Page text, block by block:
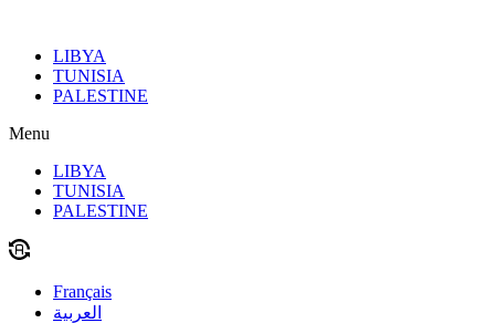
contenuLIBYA
TUNISIA
PALESTINE
Menu
LIBYA
TUNISIA
PALESTINE
Français
العربية